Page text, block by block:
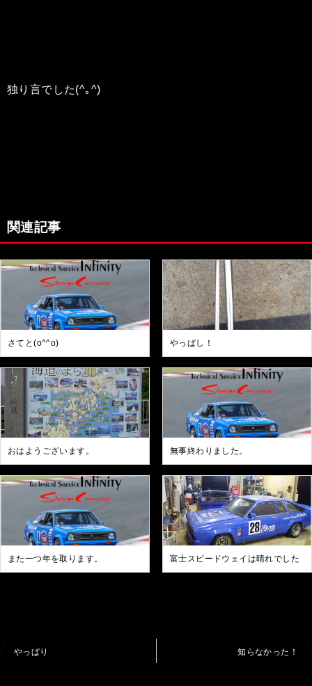
独り言でした(^｡^)
関連記事
さてと(o^^o) やっぱし！
おはようございます。 無事終わりました。
また一つ年を取ります。 富士スピードウェイは晴れでした
やっぱり 知らなかった！